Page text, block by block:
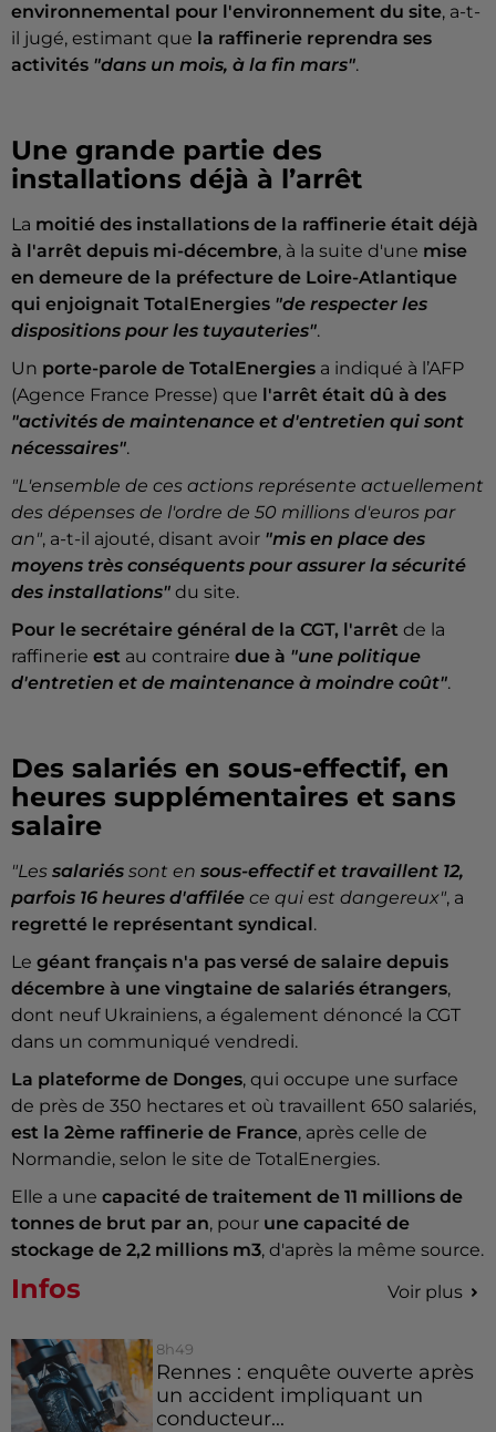
environnemental pour l'environnement du site, a-t-
il jugé, estimant que la raffinerie reprendra ses
activités "dans un mois, à la fin mars".
Une grande partie des
installations déjà à l’arrêt
La moitié des installations de la raffinerie était déjà
à l'arrêt depuis mi-décembre, à la suite d'une mise
en demeure de la préfecture de Loire-Atlantique
qui enjoignait TotalEnergies "de respecter les
dispositions pour les tuyauteries".
Un porte-parole de TotalEnergies a indiqué à l’AFP
(Agence France Presse) que l'arrêt était dû à des
"activités de maintenance et d'entretien qui sont
nécessaires".
"L'ensemble de ces actions représente actuellement
des dépenses de l'ordre de 50 millions d'euros par
an", a-t-il ajouté, disant avoir "mis en place des
moyens très conséquents pour assurer la sécurité
des installations" du site.
Pour le secrétaire général de la CGT, l'arrêt de la
raffinerie est au contraire due à "une politique
d'entretien et de maintenance à moindre coût".
Des salariés en sous-effectif, en
heures supplémentaires et sans
salaire
"Les salariés sont en sous-effectif et travaillent 12,
parfois 16 heures d'affilée ce qui est dangereux", a
regretté le représentant syndical .
Le géant français n'a pas versé de salaire depuis
décembre à une vingtaine de salariés étrangers,
dont neuf Ukrainiens, a également dénoncé la CGT
dans un communiqué vendredi.
La plateforme de Donges, qui occupe une surface
de près de 350 hectares et où travaillent 650 salariés,
est la 2ème raffinerie de France, après celle de
Normandie, selon le site de TotalEnergies.
Elle a une capacité de traitement de 11 millions de
tonnes de brut par an, pour une capacité de
stockage de 2,2 millions m3, d'après la même source.
Infos Voir plus
8h49
Rennes : enquête ouverte après
un accident impliquant un
conducteur...